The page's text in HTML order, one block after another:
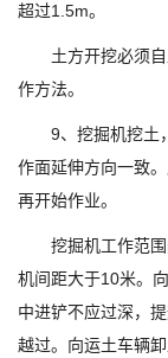
超过1.5m。
土方开挖必须自
作方法。
9、挖掘机挖土，
作面延伸方向一致
再开始作业。
挖掘机工作范围
机间距大于10米。
中进铲不应过深，
越过。向运土车辆